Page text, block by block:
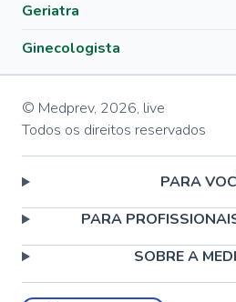
Geriatra
Ginecologista
© Medprev, 2026, live
Todos os direitos reservados
PARA
PARA
SOBRE A